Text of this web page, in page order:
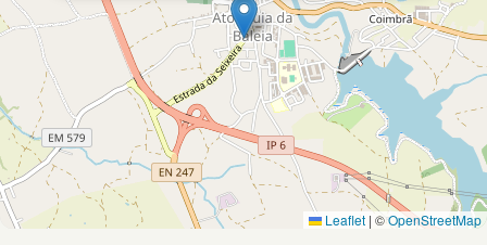
Leaflet | ©OpenStreetMap